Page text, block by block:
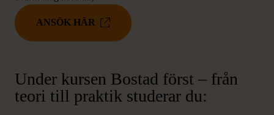
ANSÖK HÄR
Under kursen Bostad först – från
teori till praktik studerar du: